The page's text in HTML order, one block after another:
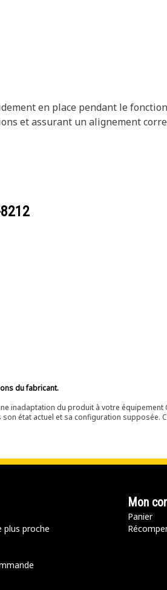
en place pendant le
et assurant un alignement
du fabricant.
inadaptation du produit à votre équipement
état actuel et sa configuration supposée.
plus proche
Mon
Panier